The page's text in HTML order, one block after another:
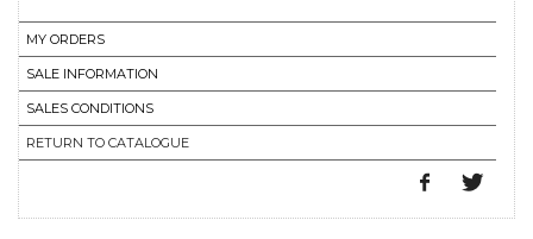
MY ORDERS
SALE INFORMATION
SALES CONDITIONS
RETURN TO CATALOGUE